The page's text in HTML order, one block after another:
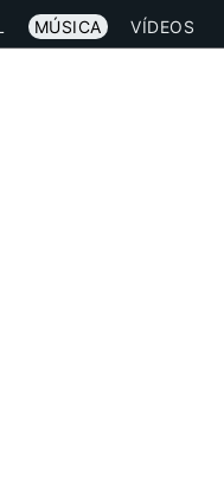
MÚSICA VÍDEOS